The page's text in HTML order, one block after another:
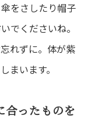
をさしたり帽子
でくださいね。
れずに。体が紫
まいます。
合ったものを